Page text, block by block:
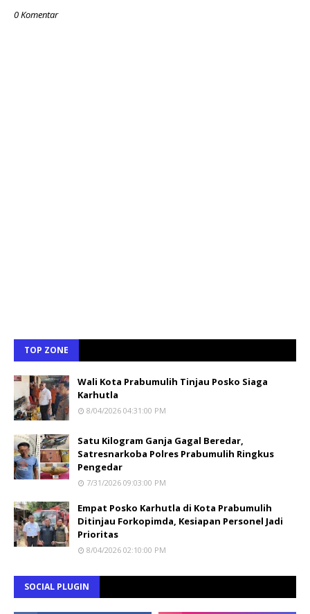
0 Komentar
TOP ZONE
Wali Kota Prabumulih Tinjau Posko Siaga
Karhutla
8/04/2026 04:31:00 PM
Satu Kilogram Ganja Gagal Beredar,
Satresnarkoba Polres Prabumulih Ringkus
Pengedar
7/31/2026 09:03:00 PM
Empat Posko Karhutla di Kota Prabumulih
Ditinjau Forkopimda, Kesiapan Personel Jadi
Prioritas
8/04/2026 02:10:00 PM
SOCIAL PLUGIN